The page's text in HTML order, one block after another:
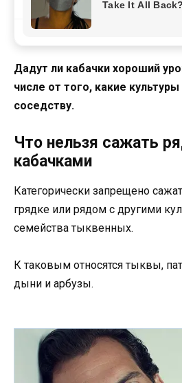
Дадут ли кабачки хороший
числе от того, какие культуры
соседству.
Что нельзя сажать
кабачками
Категорически запрещено
грядке или рядом с другими
семейства тыквенных.
К таковым относятся тыквы,
дыни и арбузы.